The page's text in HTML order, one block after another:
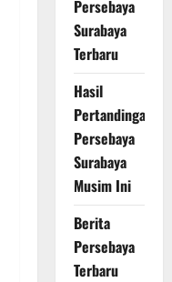
Persebaya
Surabaya
Terbaru
Hasil
Pertandingan
Persebaya
Surabaya
Musim Ini
Berita
Persebaya
Terbaru